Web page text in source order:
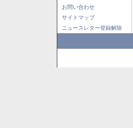
お問い合わせ
サイトマップ
ニュースレター登録解除